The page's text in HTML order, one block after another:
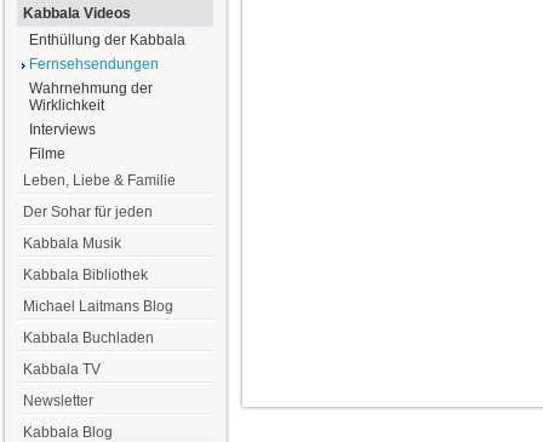
Kabbala Videos
Enthüllung der Kabbala
Fernsehsendungen
Wahrnehmung der
Wirklichkeit
Interviews
Filme
Leben, Liebe & Familie
Der Sohar für jeden
Kabbala Musik
Kabbala Bibliothek
Michael Laitmans Blog
Kabbala Buchladen
Kabbala TV
Newsletter
Kabbala Blog